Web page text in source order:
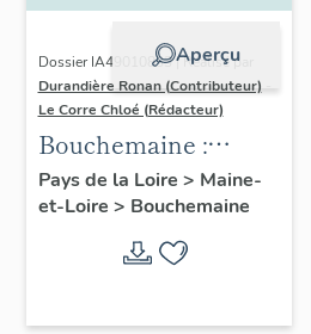
Aperçu
Dossier IA49010833 | Réalisé par
Durandière Ronan (Contributeur)
Le Corre Chloé (Rédacteur)
Bouchemaine :
présentation de la
commune
Pays de la Loire > Maine-
et-Loire > Bouchemaine